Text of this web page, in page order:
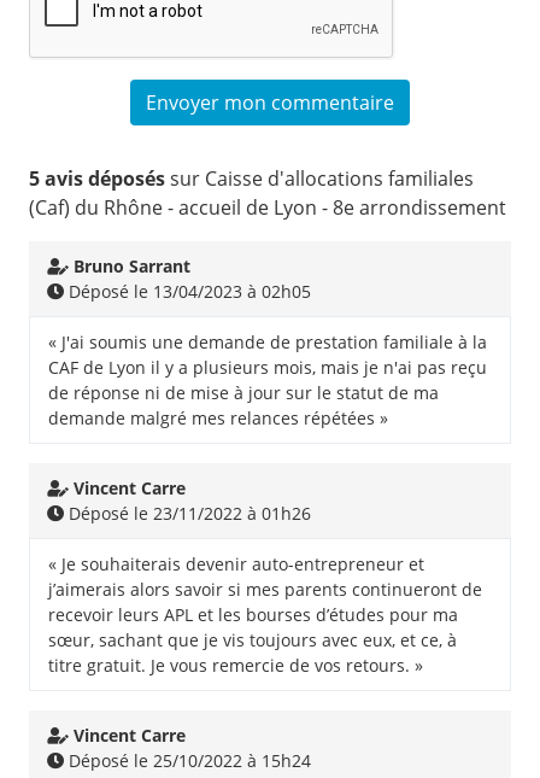
5 avis déposéssur Caisse d'allocations familiales
(Caf) du Rhône - accueil de Lyon - 8e arrondissement
Bruno Sarrant
Déposé le 13/04/2023 à 02h05
« J'ai soumis une demande de prestation familiale à la
CAF de Lyon il y a plusieurs mois, mais je n'ai pas reçu
de réponse ni de mise à jour sur le statut de ma
demande malgré mes relances répétées »
Vincent Carre
Déposé le 23/11/2022 à 01h26
« Je souhaiterais devenir auto-entrepreneur et
j’aimerais alors savoir si mes parents continueront de
recevoir leurs APL et les bourses d’études pour ma
sœur, sachant que je vis toujours avec eux, et ce, à
titre gratuit. Je vous remercie de vos retours. »
Vincent Carre
Déposé le 25/10/2022 à 15h24